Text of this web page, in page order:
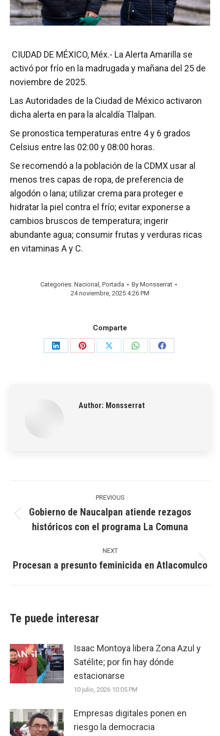
CIUDAD DE MÉXICO, Méx.- La Alerta Amarilla se
activó por frío en la madrugada y mañana del 25 de
noviembre de 2025.
Las Autoridades de la Ciudad de México activaron
dicha alerta en para la alcaldía Tlalpan.
Se pronostica temperaturas entre 4 y 6 grados
Celsius entre las 02:00 y 08:00 horas.
Se recomendó a la población de la CDMX usar al
menos tres capas de ropa, de preferencia de
algodón o lana; utilizar crema para proteger e
hidratar la piel contra el frío; evitar exponerse a
cambios bruscos de temperatura; ingerir
abundante agua; consumir frutas y verduras ricas
en vitaminas A y C.
Categories: Nacional Portada By Monsserrat
24 noviembre, 2025 4:26 PM
Comparte
Share
Share
Share
Share
Share
Author: Monsserrat
PREVIOUS
Previous
post:
Gobierno de Naucalpan atiende rezagos
históricos con el programa La Comuna
NEXT
Next
Procesan a presunto feminicida en Atlacomulco
Te puede interesar
Isaac Montoya libera Zona Azul y
Satélite; por fin hay dónde
estacionarse
10 julio, 2026 10:05 PM
Empresas digitales ponen en
riesgo la democracia